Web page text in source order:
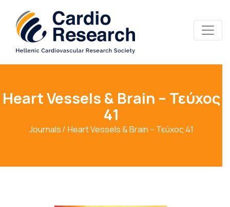
Heart Vessels & Brain – Τεύχος
41
Journals Heart Vessels & Brain – Τεύχος 41